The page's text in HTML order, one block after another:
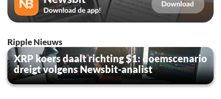
Ripple Nieuws
XRP koers daalt richting $1: doemscenario
dreigt volgens Newsbit-analist